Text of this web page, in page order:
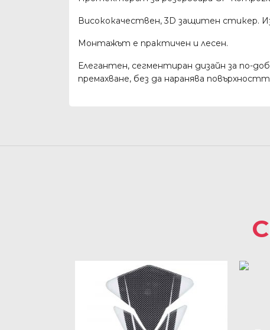
Висококачествен, 3D защитен стикер.
Монтажът е практичен и лесен.
Елегантен, сегментиран дизайн за по-
премахване, без да наранява